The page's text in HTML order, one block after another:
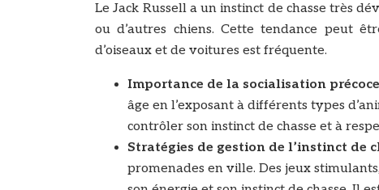
Le Jack Russell a un instinct de chasse très
ou d’autres chiens. Cette tendance peut
d’oiseaux et de voitures est fréquente.
Importance de la socialisation
âge en l’exposant à différents types
contrôler son instinct de chasse et à
Stratégies de gestion de l’instinct de
promenades en ville. Des jeux